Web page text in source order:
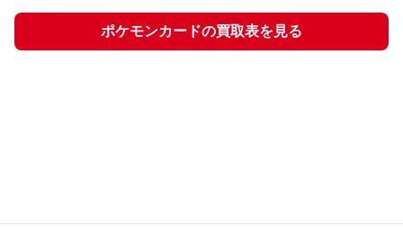
ポケモンカードの買取表を見る